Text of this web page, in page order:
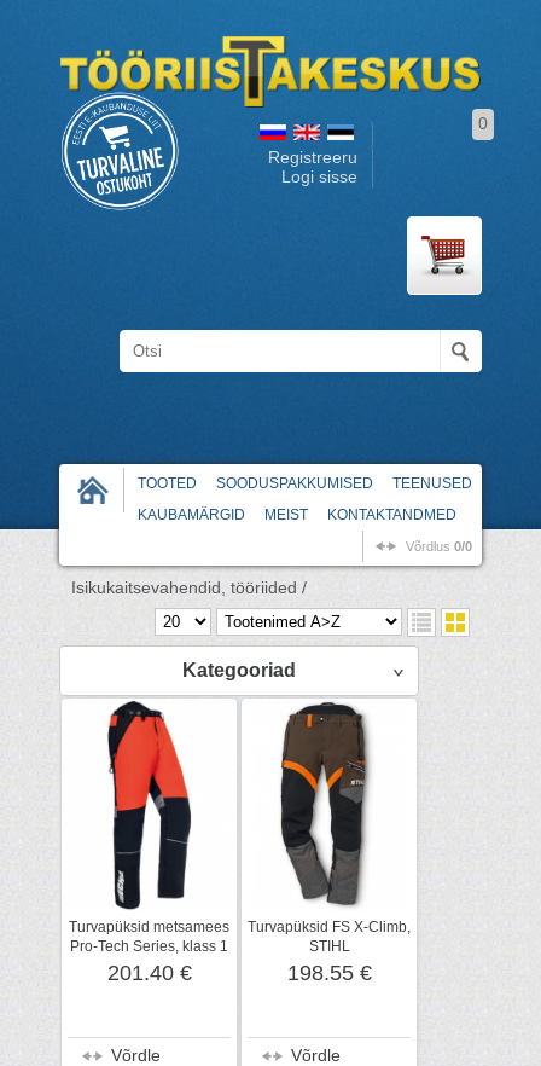
Registreeru
Logi sisse
0
TOOTED SOODUSPAKKUMISED
TEENUSED
KAUBAMÄRGID
MEIST KONTAKTANDMED
Võrdlus 0/0
Isikukaitsevahendid, tööriided /
Kategooriad
Turvapüksid metsamees
Pro-Tech Series, klass 1
M, ECHO
201.40 €
Võrdle
Turvapüksid FS X-Climb,
STIHL
198.55 €
Võrdle